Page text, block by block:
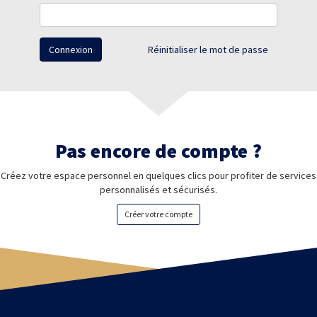
Réinitialiser le mot de passe
Connexion
Pas encore de compte ?
Créez votre espace personnel en quelques clics pour profiter de services
personnalisés et sécurisés.
Créer votre compte